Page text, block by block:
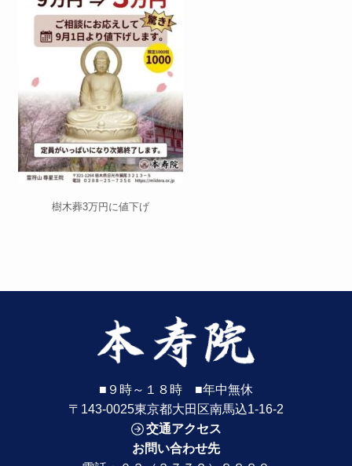
樹木葬3万円に値下げ
■９時～１８時 ■年中無休
〒143-0025東京都大田区南馬込1-16-2
交通アクセス
お問い合わせ先